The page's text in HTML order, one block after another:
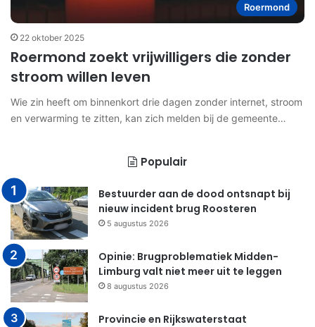
Roermond
22 oktober 2025
Roermond zoekt vrijwilligers die zonder
stroom willen leven
Wie zin heeft om binnenkort drie dagen zonder internet, stroom
en verwarming te zitten, kan zich melden bij de gemeente…
Populair
Bestuurder aan de dood ontsnapt bij
nieuw incident brug Roosteren
5 augustus 2026
Opinie: Brugproblematiek Midden-
Limburg valt niet meer uit te leggen
8 augustus 2026
Provincie en Rijkswaterstaat